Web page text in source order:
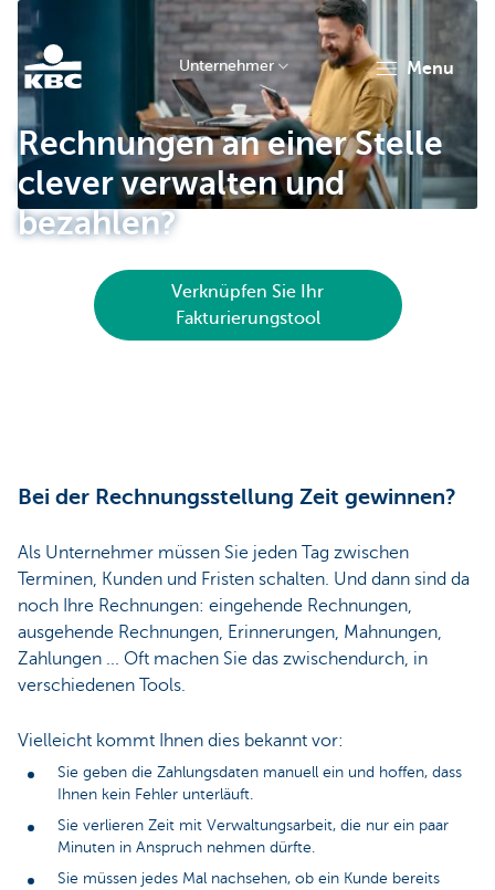
KBC
Unternehmer menu
Rechnungen an einer Stelle
clever verwalten und
bezahlen?
Verknüpfen Sie Ihr
Fakturierungstool
Bei der Rechnungsstellung Zeit gewinnen?
Als Unternehmer müssen Sie jeden Tag zwischen
Terminen, Kunden und Fristen schalten. Und dann sind da
noch Ihre Rechnungen: eingehende Rechnungen,
ausgehende Rechnungen, Erinnerungen, Mahnungen,
Zahlungen ... Oft machen Sie das zwischendurch, in
verschiedenen Tools.
Vielleicht kommt Ihnen dies bekannt vor:
Sie geben die Zahlungsdaten manuell ein und hoffen, dass
Ihnen kein Fehler unterläuft.
Sie verlieren Zeit mit Verwaltungsarbeit, die nur ein paar
Minuten in Anspruch nehmen dürfte.
Sie müssen jedes Mal nachsehen, ob ein Kunde bereits